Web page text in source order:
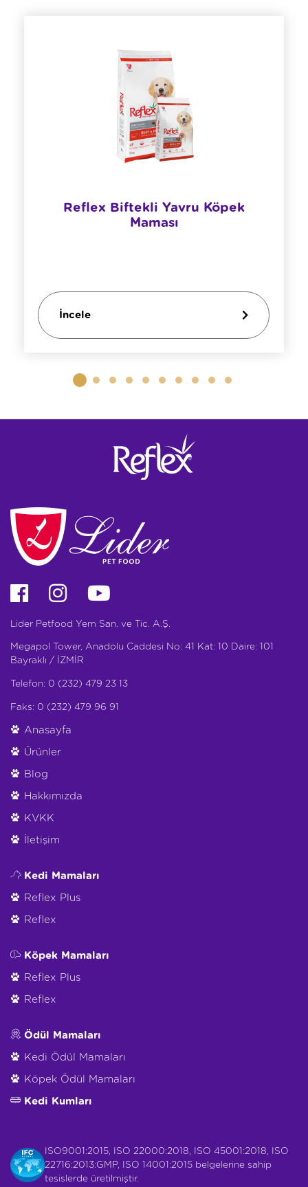
Reflex Biftekli Yavru Köpek
Maması
İncele
Lider Petfood Yem San. ve Tic. A.Ş.
Megapol Tower, Anadolu Caddesi No: 41 Kat: 10 Daire: 101
Bayraklı / İZMİR
Telefon: 0 (232) 479 23 13
Faks: 0 (232) 479 96 91
Anasayfa
Ürünler
Blog
Hakkımızda
KVKK
İletişim
Kedi Mamaları
Reflex Plus
Reflex
Köpek Mamaları
Reflex Plus
Reflex
Ödül Mamaları
Kedi Ödül Mamaları
Köpek Ödül Mamaları
Kedi Kumları
ISO9001:2015, ISO 22000:2018, ISO 45001:2018, ISO
22716:2013:GMP, ISO 14001:2015 belgelerine sahip
tesislerde üretilmiştir.